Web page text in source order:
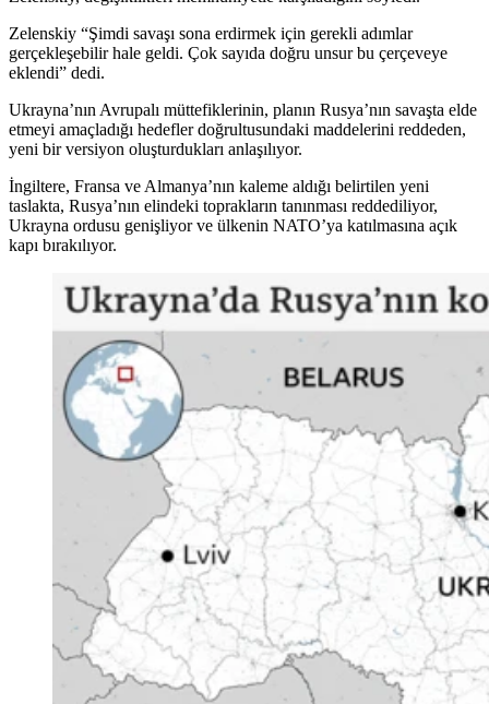
Zelenskiy “Şimdi savaşı sona erdirmek için gerekli adımlar
gerçekleşebilir hale geldi. Çok sayıda doğru unsur bu çerçeveye
eklendi” dedi.
Ukrayna’nın Avrupalı müttefiklerinin, planın Rusya’nın savaşta elde
etmeyi amaçladığı hedefler doğrultusundaki maddelerini reddeden,
yeni bir versiyon oluşturdukları anlaşılıyor.
İngiltere, Fransa ve Almanya’nın kaleme aldığı belirtilen yeni
taslakta, Rusya’nın elindeki toprakların tanınması reddediliyor,
Ukrayna ordusu genişliyor ve ülkenin NATO’ya katılmasına açık
kapı bırakılıyor.